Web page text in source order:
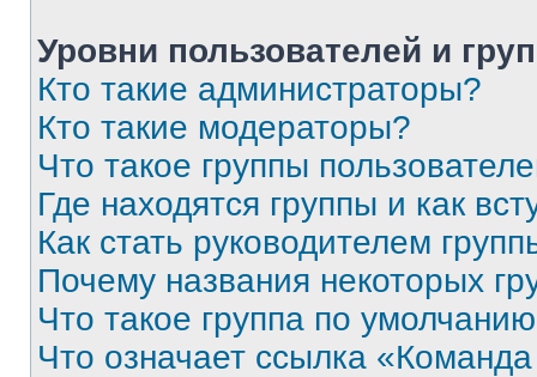
Уровни пользователей и
Кто такие администраторы?
Кто такие модераторы?
Что такое группы
Где находятся группы и как
Как стать руководителем
Почему названия некоторых
Что такое группа по
Что означает ссылка